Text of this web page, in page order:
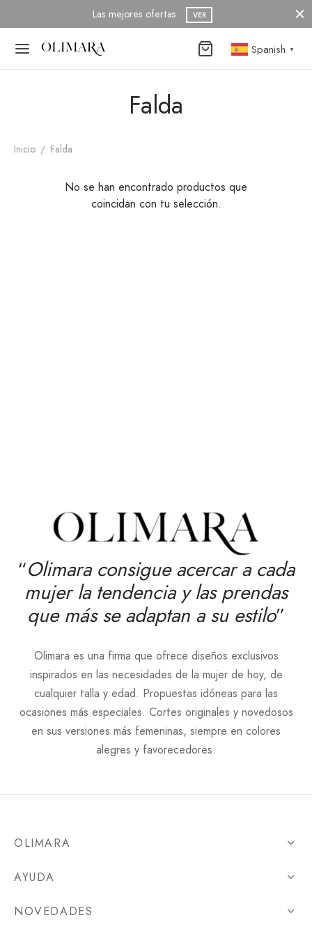
Las mejores ofertas VER
Spanish ▼
Falda
Inicio / Falda
No se han encontrado productos que
coincidan con tu selección.
“Olimara consigue acercar a cada
mujer la tendencia y las prendas
que más se adaptan a su estilo”
Olimara es una firma que ofrece diseños exclusivos
inspirados en las necesidades de la mujer de hoy, de
cualquier talla y edad. Propuestas idóneas para las
ocasiones más especiales. Cortes originales y novedosos
en sus versiones más femeninas, siempre en colores
alegres y favorecedores.
OLIMARA
AYUDA
NOVEDADES